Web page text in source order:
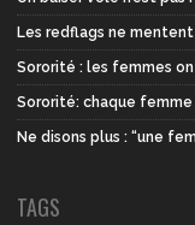
Les redflags ne
Sororité : les femmes
Sororité: chaque femme
Ne disons plus : “une
TAGS